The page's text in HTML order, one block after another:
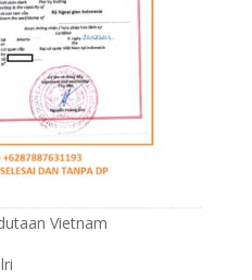
Vietnam